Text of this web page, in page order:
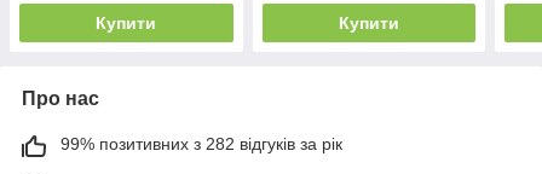
Купити Купити
Про нас
99% позитивних з 282 відгуків за рік